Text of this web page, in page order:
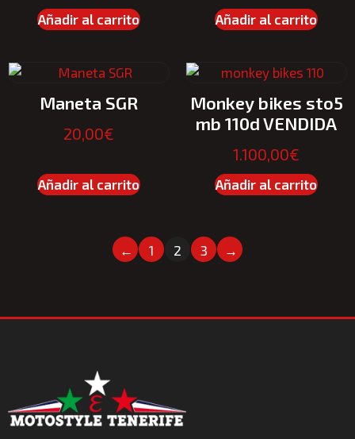
Añadir al carrito Añadir al carrito
Maneta SGR
20,00€
Añadir al carrito
Monkey bikes sto5
mb 110d VENDIDA
1.100,00€
Añadir al carrito
← 1 2 3 →